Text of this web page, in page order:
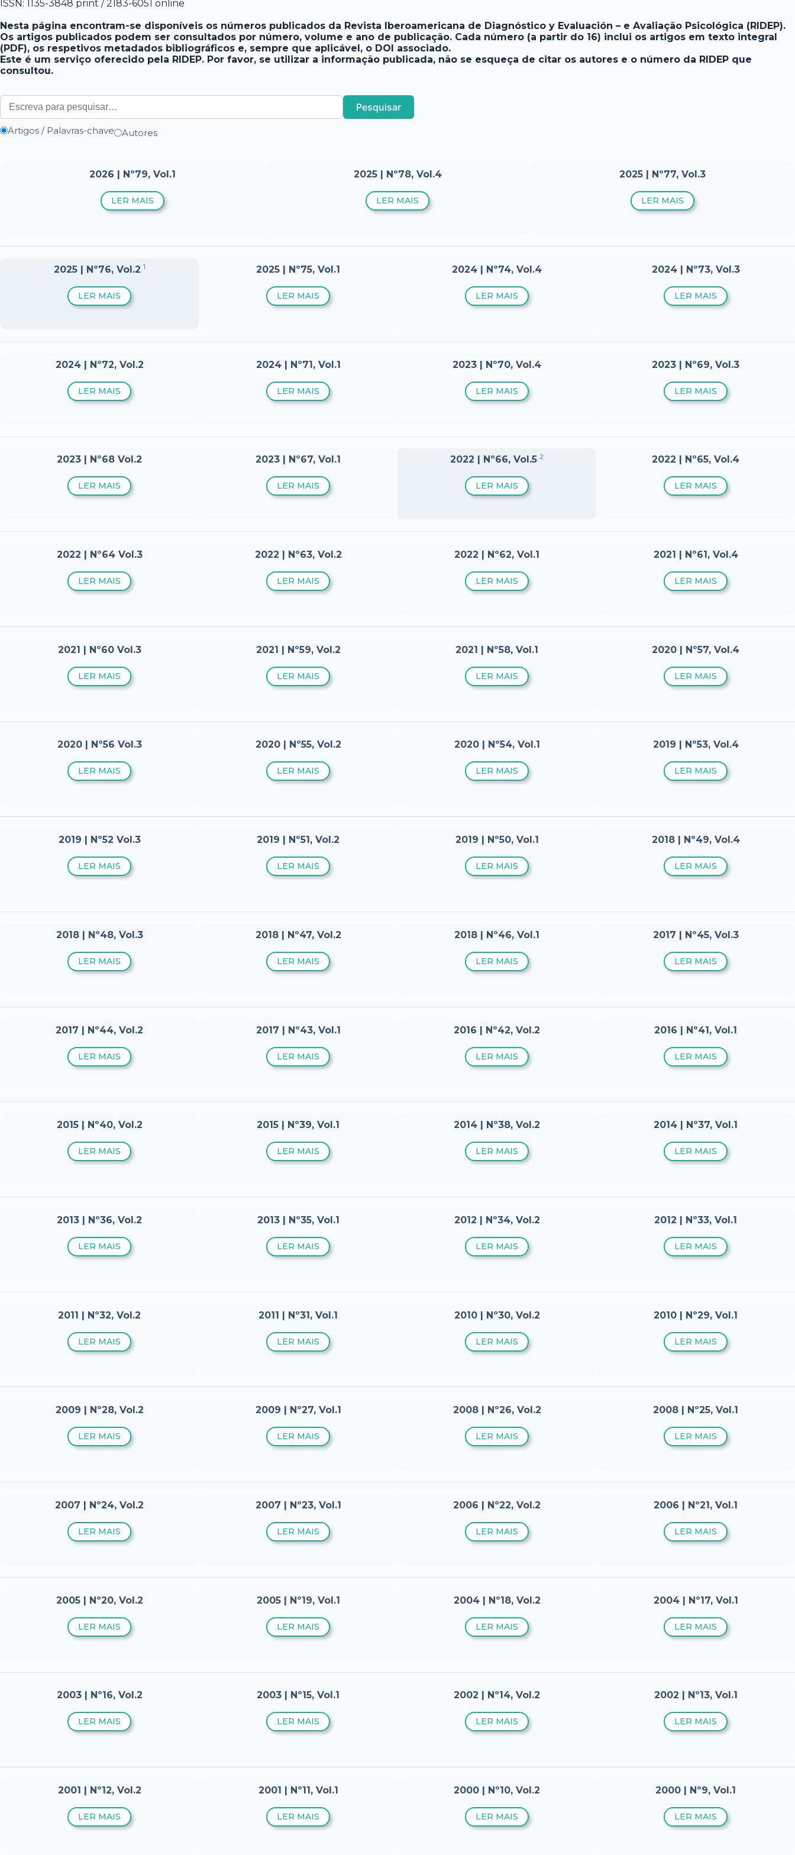
ISSN: 1135-3848 print / 2183-6051 online
Nesta página encontram-se disponíveis os números publicados da Revista Iberoamericana de Diagnóstico y Evaluación – e Avaliação Psicológica (RIDEP).
Os artigos publicados podem ser consultados por número, volume e ano de publicação. Cada número (a partir do 16) inclui os artigos em texto integral
(PDF), os respetivos metadados bibliográficos e, sempre que aplicável, o DOI associado.
Este é um serviço oferecido pela RIDEP. Por favor, se utilizar a informação publicada, não se esqueça de citar os autores e o número da RIDEP que
consultou.
Pesquisar
Artigos / Palavras-chave Autores
2026 | Nº79, Vol.1
LER MAIS
2025 | Nº78, Vol.4
LER MAIS
2025 | Nº77, Vol.3
LER MAIS
2025 | Nº76, Vol.2 1
LER MAIS
2025 | Nº75, Vol.1
LER MAIS
2024 | Nº74, Vol.4
LER MAIS
2024 | Nº73, Vol.3
LER MAIS
2024 | Nº72, Vol.2
LER MAIS
2024 | Nº71, Vol.1
LER MAIS
2023 | Nº70, Vol.4
LER MAIS
2023 | Nº69, Vol.3
LER MAIS
2023 | Nº68 Vol.2
LER MAIS
2023 | Nº67, Vol.1
LER MAIS
2022 | Nº66, Vol.5 2
LER MAIS
2022 | Nº65, Vol.4
LER MAIS
2022 | Nº64 Vol.3
LER MAIS
2022 | Nº63, Vol.2
LER MAIS
2022 | Nº62, Vol.1
LER MAIS
2021 | Nº61, Vol.4
LER MAIS
2021 | Nº60 Vol.3
LER MAIS
2021 | Nº59, Vol.2
LER MAIS
2021 | Nº58, Vol.1
LER MAIS
2020 | Nº57, Vol.4
LER MAIS
2020 | Nº56 Vol.3
LER MAIS
2020 | Nº55, Vol.2
LER MAIS
2020 | Nº54, Vol.1
LER MAIS
2019 | Nº53, Vol.4
LER MAIS
2019 | Nº52 Vol.3
LER MAIS
2019 | Nº51, Vol.2
LER MAIS
2019 | Nº50, Vol.1
LER MAIS
2018 | Nº49, Vol.4
LER MAIS
2018 | Nº48, Vol.3
LER MAIS
2018 | Nº47, Vol.2
LER MAIS
2018 | Nº46, Vol.1
LER MAIS
2017 | Nº45, Vol.3
LER MAIS
2017 | Nº44, Vol.2
LER MAIS
2017 | Nº43, Vol.1
LER MAIS
2016 | Nº42, Vol.2
LER MAIS
2016 | Nº41, Vol.1
LER MAIS
2015 | Nº40, Vol.2
LER MAIS
2015 | Nº39, Vol.1
LER MAIS
2014 | Nº38, Vol.2
LER MAIS
2014 | Nº37, Vol.1
LER MAIS
2013 | Nº36, Vol.2
LER MAIS
2013 | Nº35, Vol.1
LER MAIS
2012 | Nº34, Vol.2
LER MAIS
2012 | Nº33, Vol.1
LER MAIS
2011 | Nº32, Vol.2
LER MAIS
2011 | Nº31, Vol.1
LER MAIS
2010 | Nº30, Vol.2
LER MAIS
2010 | Nº29, Vol.1
LER MAIS
2009 | Nº28, Vol.2
LER MAIS
2009 | Nº27, Vol.1
LER MAIS
2008 | Nº26, Vol.2
LER MAIS
2008 | Nº25, Vol.1
LER MAIS
2007 | Nº24, Vol.2
LER MAIS
2007 | Nº23, Vol.1
LER MAIS
2006 | Nº22, Vol.2
LER MAIS
2006 | Nº21, Vol.1
LER MAIS
2005 | Nº20, Vol.2
LER MAIS
2005 | Nº19, Vol.1
LER MAIS
2004 | Nº18, Vol.2
LER MAIS
2004 | Nº17, Vol.1
LER MAIS
2003 | Nº16, Vol.2
LER MAIS
2003 | Nº15, Vol.1
LER MAIS
2002 | Nº14, Vol.2
LER MAIS
2002 | Nº13, Vol.1
LER MAIS
2001 | Nº12, Vol.2
LER MAIS
2001 | Nº11, Vol.1
LER MAIS
2000 | Nº10, Vol.2
LER MAIS
2000 | Nº9, Vol.1
LER MAIS